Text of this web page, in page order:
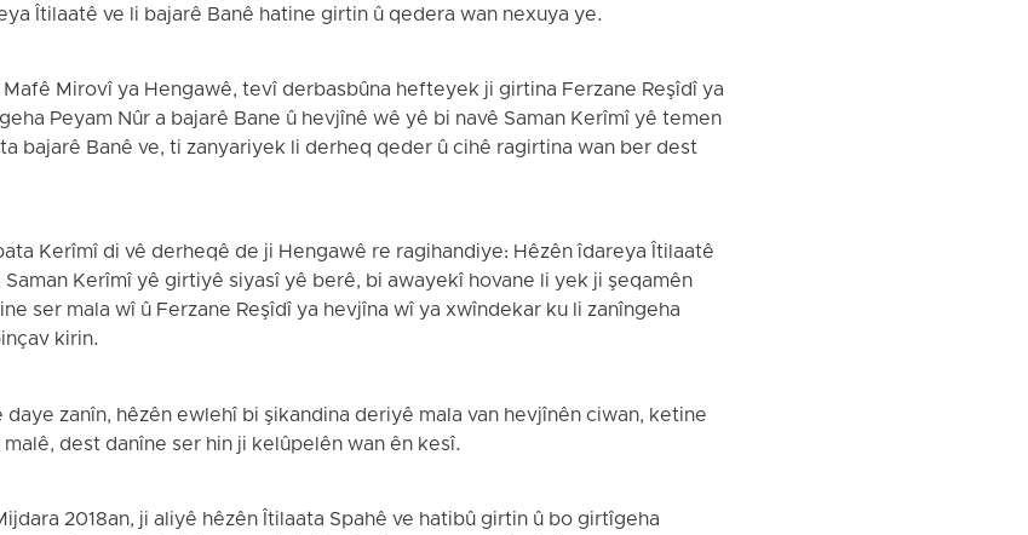
Îtilaatê ve li bajarê Banê hatine girtin û qedera wan nexuya ye.
Mirovî ya Hengawê, tevî derbasbûna hefteyek ji girtina Ferzane Reşîdî ya
Peyam Nûr a bajarê Bane û hevjînê wê yê bi navê Saman Kerîmî yê temen
bajarê Banê ve, ti zanyariyek li derheq qeder û cihê ragirtina wan ber dest
Kerîmî di vê derheqê de ji Hengawê re ragihandiye: Hêzên îdareya Îtilaatê
Saman Kerîmî yê girtiyê siyasî yê berê, bi awayekî hovane li yek ji şeqamên
ser mala wî û Ferzane Reşîdî ya hevjîna wî ya xwîndekar ku li zanîngeha
kirin.
zanîn, hêzên ewlehî bi şikandina deriyê mala van hevjînên ciwan, ketine
dest danîne ser hin ji kelûpelên wan ên kesî.
2018an, ji aliyê hêzên Îtilaata Spahê ve hatibû girtin û bo girtîgeha